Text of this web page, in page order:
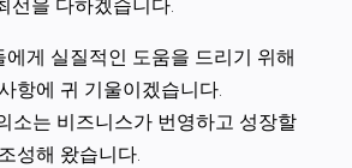
선을 다하겠습니다.
에게 실질적인 도움을 드리기 위해
항에 귀 기울이겠습니다.
소는 비즈니스가 번영하고 성장할
성해 왔습니다.